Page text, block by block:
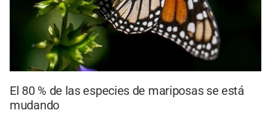
El 80 % de las especies de mariposas se está
mudando